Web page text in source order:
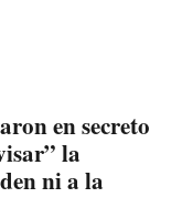
en secreto
la
ni a la